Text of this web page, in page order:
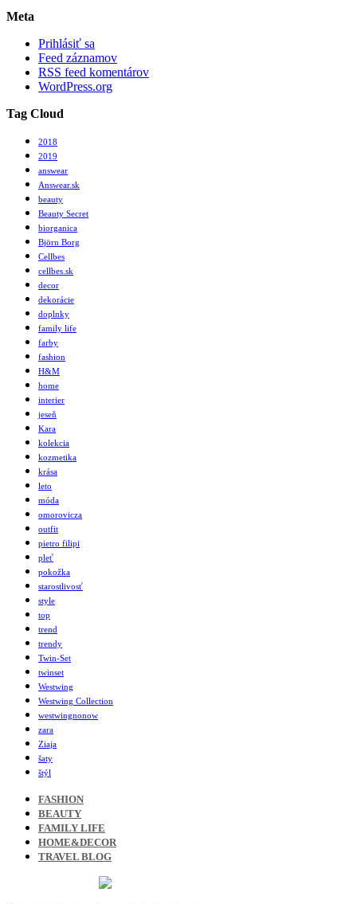
Meta
Prihlásiť sa
Feed záznamov
RSS feed komentárov
WordPress.org
Tag Cloud
2018
2019
answear
Answear.sk
beauty
Beauty Secret
biorganica
Björn Borg
Cellbes
cellbes.sk
decor
dekorácie
doplnky
family life
farby
fashion
H&M
home
interier
jeseň
Kara
kolekcia
kozmetika
krása
leto
móda
omorovicza
outfit
pietro filipi
pleť
pokožka
starostlivosť
style
top
trend
trendy
Twin-Set
twinset
Westwing
Westwing Collection
westwingnonow
zara
Ziaja
šaty
štýl
FASHION
BEAUTY
FAMILY LIFE
HOME&DECOR
TRAVEL BLOG